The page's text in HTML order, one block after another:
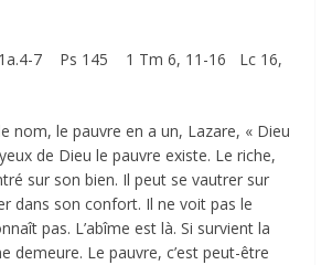
1a.4-7 Ps 145 1 Tm 6, 11-16 Lc 16,
nom, le pauvre en a un, Lazare, « Dieu
de Dieu le pauvre existe. Le riche,
sur son bien. Il peut se vautrer sur
dans son confort. Il ne voit pas le
pas. L’abîme est là. Si survient la
demeure. Le pauvre, c’est peut-être